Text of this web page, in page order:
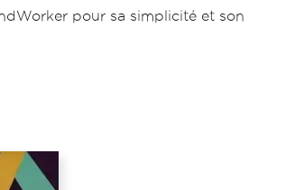
pour sa simplicité et son